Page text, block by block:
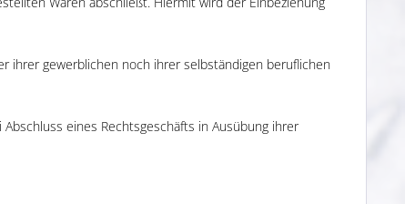
ihrer gewerblichen noch ihrer selbständigen beruflichen
eines Rechtsgeschäfts in Ausübung ihrer